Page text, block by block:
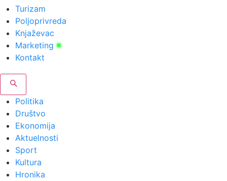
Turizam
Poljoprivreda
Knjaževac
Marketing
Kontakt
Politika
Društvo
Ekonomija
Aktuelnosti
Sport
Kultura
Hronika